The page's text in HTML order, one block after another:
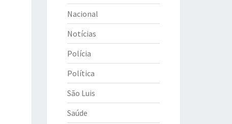
Nacional
Notícias
Polícia
Política
São Luis
Saúde